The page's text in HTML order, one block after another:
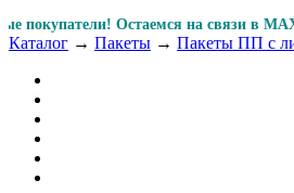
Остаемся на связи в
Каталог → Пакеты → Пакеты ПП с